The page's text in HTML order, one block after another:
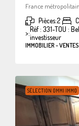
France
Pièces:2
>:Réf : 331-TOU :
investisseur
IMMOBILIER -
SÉLECTION OMMI IMMO